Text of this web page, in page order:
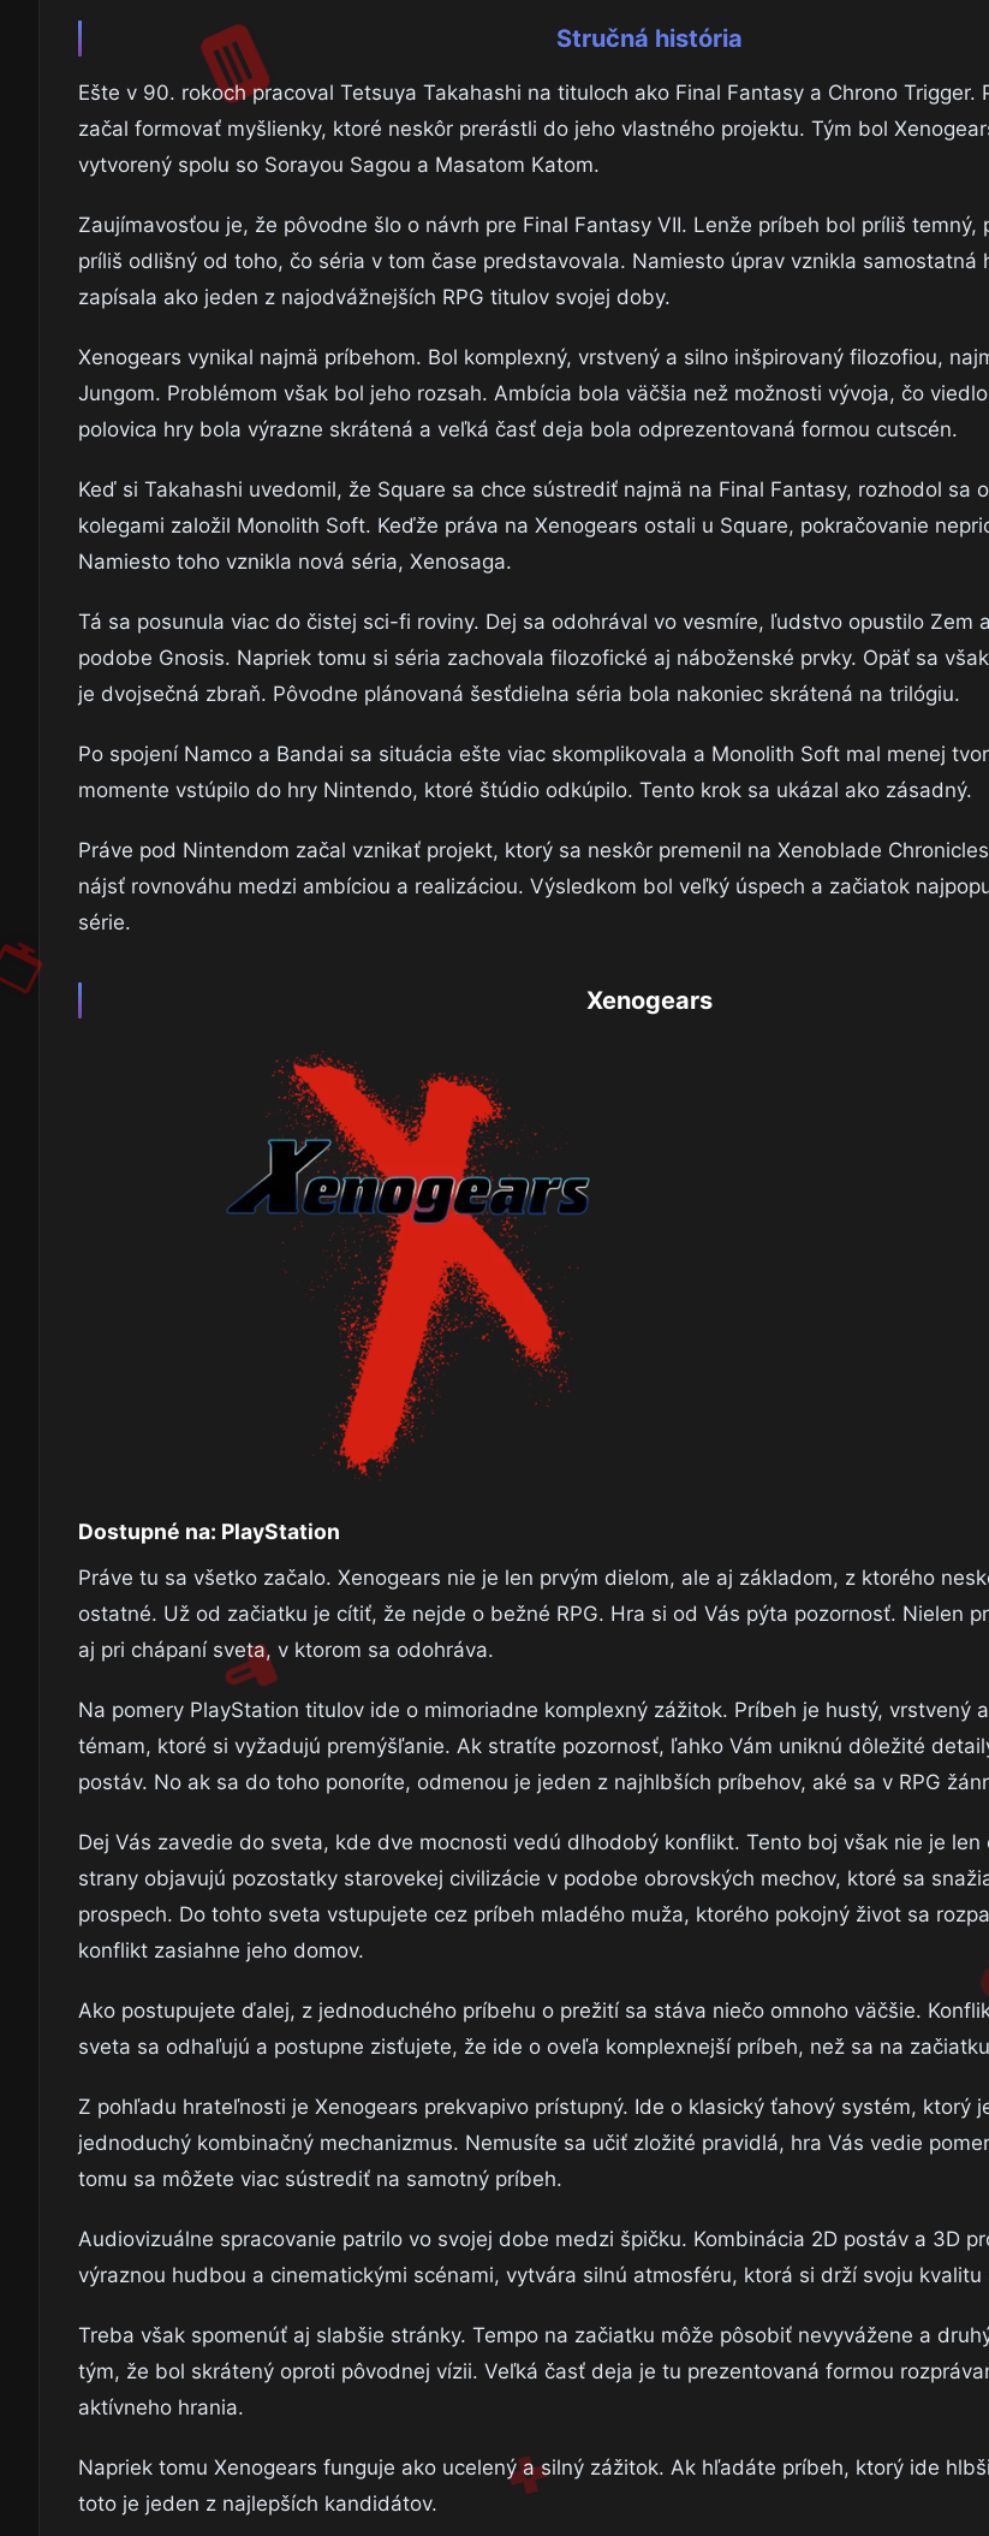
Stručná história
Ešte v 90. rokoch pracoval Tetsuya Takahashi na tituloch ako Final Fantasy a Chrono
začal formovať myšlienky, ktoré neskôr prerástli do jeho vlastného projektu. Tým bol
vytvorený spolu so Sorayou Sagou a Masatom Katom.
Zaujímavosťou je, že pôvodne šlo o návrh pre Final Fantasy VII. Lenže príbeh bol príliš temný,
príliš odlišný od toho, čo séria v tom čase predstavovala. Namiesto úprav vznikla samostatná
zapísala ako jeden z najodvážnejších RPG titulov svojej doby.
Xenogears vynikal najmä príbehom. Bol komplexný, vrstvený a silno inšpirovaný filozofiou,
Jungom. Problémom však bol jeho rozsah. Ambícia bola väčšia než možnosti vývoja, čo
polovica hry bola výrazne skrátená a veľká časť deja bola odprezentovaná formou cutscén.
Keď si Takahashi uvedomil, že Square sa chce sústrediť najmä na Final Fantasy, rozhodol sa
kolegami založil Monolith Soft. Keďže práva na Xenogears ostali u Square, pokračovanie
Namiesto toho vznikla nová séria, Xenosaga.
Tá sa posunula viac do čistej sci-fi roviny. Dej sa odohrával vo vesmíre, ľudstvo opustilo Zem
podobe Gnosis. Napriek tomu si séria zachovala filozofické aj náboženské prvky. Opäť sa
je dvojsečná zbraň. Pôvodne plánovaná šesťdielna séria bola nakoniec skrátená na trilógiu.
Po spojení Namco a Bandai sa situácia ešte viac skomplikovala a Monolith Soft mal menej
momente vstúpilo do hry Nintendo, ktoré štúdio odkúpilo. Tento krok sa ukázal ako zásadný.
Práve pod Nintendom začal vznikať projekt, ktorý sa neskôr premenil na Xenoblade
nájsť rovnováhu medzi ambíciou a realizáciou. Výsledkom bol veľký úspech a začiatok
série.
Xenogears
Dostupné na: PlayStation
Práve tu sa všetko začalo. Xenogears nie je len prvým dielom, ale aj základom, z ktorého
ostatné. Už od začiatku je cítiť, že nejde o bežné RPG. Hra si od Vás pýta pozornosť. Nielen
aj pri chápaní sveta, v ktorom sa odohráva.
Na pomery PlayStation titulov ide o mimoriadne komplexný zážitok. Príbeh je hustý, vrstvený
témam, ktoré si vyžadujú premýšľanie. Ak stratíte pozornosť, ľahko Vám uniknú dôležité
postáv. No ak sa do toho ponoríte, odmenou je jeden z najhlbších príbehov, aké sa v RPG
Dej Vás zavedie do sveta, kde dve mocnosti vedú dlhodobý konflikt. Tento boj však nie je len
strany objavujú pozostatky starovekej civilizácie v podobe obrovských mechov, ktoré sa
prospech. Do tohto sveta vstupujete cez príbeh mladého muža, ktorého pokojný život sa
konflikt zasiahne jeho domov.
Ako postupujete ďalej, z jednoduchého príbehu o prežití sa stáva niečo omnoho väčšie.
sveta sa odhaľujú a postupne zisťujete, že ide o oveľa komplexnejší príbeh, než sa na
Z pohľadu hrateľnosti je Xenogears prekvapivo prístupný. Ide o klasický ťahový systém, ktorý
jednoduchý kombinačný mechanizmus. Nemusíte sa učiť zložité pravidlá, hra Vás vedie
tomu sa môžete viac sústrediť na samotný príbeh.
Audiovizuálne spracovanie patrilo vo svojej dobe medzi špičku. Kombinácia 2D postáv a 3D
výraznou hudbou a cinematickými scénami, vytvára silnú atmosféru, ktorá si drží svoju kvalitu
Treba však spomenúť aj slabšie stránky. Tempo na začiatku môže pôsobiť nevyvážene a
tým, že bol skrátený oproti pôvodnej vízii. Veľká časť deja je tu prezentovaná formou
aktívneho hrania.
Napriek tomu Xenogears funguje ako ucelený a silný zážitok. Ak hľadáte príbeh, ktorý ide
toto je jeden z najlepších kandidátov.